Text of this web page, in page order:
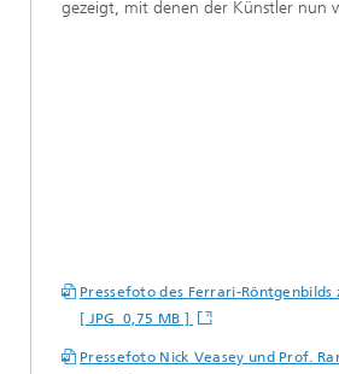
gezeigt, mit denen der Künstler nun
Pressefoto des Ferrari-Röntgenbilds
[ JPG 0,75 MB ]
Pressefoto Nick Veasey und Prof.